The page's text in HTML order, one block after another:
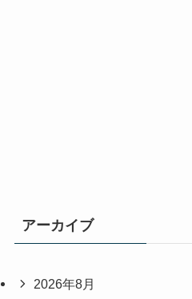
アーカイブ
2026年8月